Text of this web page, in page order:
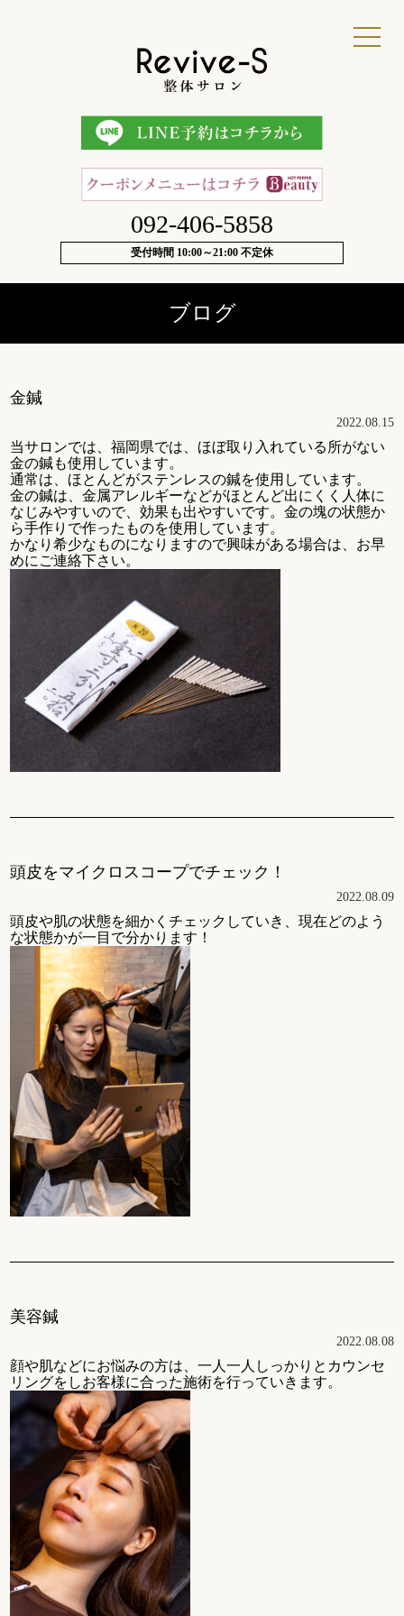
092-406-5858
受付時間 10:00～21:00 不定休
ブログ
金鍼
2022.08.15
当サロンでは、福岡県では、ほぼ取り入れている所がない
金の鍼も使用しています。
通常は、ほとんどがステンレスの鍼を使用しています。
金の鍼は、金属アレルギーなどがほとんど出にくく人体に
なじみやすいので、効果も出やすいです。金の塊の状態か
ら手作りで作ったものを使用しています。
かなり希少なものになりますので興味がある場合は、お早
めにご連絡下さい。
頭皮をマイクロスコープでチェック！
2022.08.09
頭皮や肌の状態を細かくチェックしていき、現在どのよう
な状態かが一目で分かります！
美容鍼
2022.08.08
顔や肌などにお悩みの方は、一人一人しっかりとカウンセ
リングをしお客様に合った施術を行っていきます。